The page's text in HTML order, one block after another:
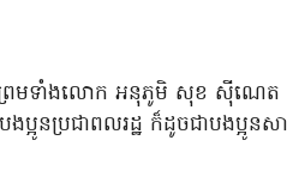
រមទាំងលោក អនុភូមិ សុខ ស៊ីណេត កម្
នប្រជាពលរដ្ឋ ក៏ដូចជាបងប្អូន